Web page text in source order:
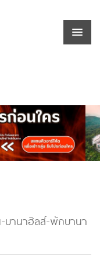
บานาฮิลส์-พักบานา